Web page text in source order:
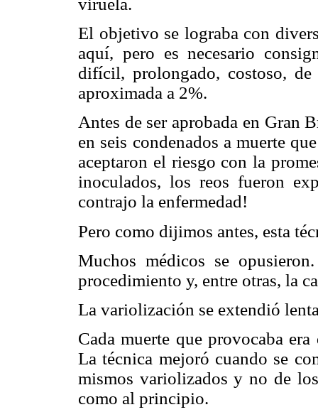
viruela.
El objetivo se lograba con
aquí, pero es necesario
difícil, prolongado, costoso,
aproximada a 2%.
Antes de ser aprobada en Gran
en seis condenados a muerte
aceptaron el riesgo con la
inoculados, los reos fueron
contrajo la enfermedad!
Pero como dijimos antes, esta
Muchos médicos se
procedimiento y, entre otras, la
La variolización se extendió
Cada muerte que provocaba
La técnica mejoró cuando se
mismos variolizados y no de
como al principio.